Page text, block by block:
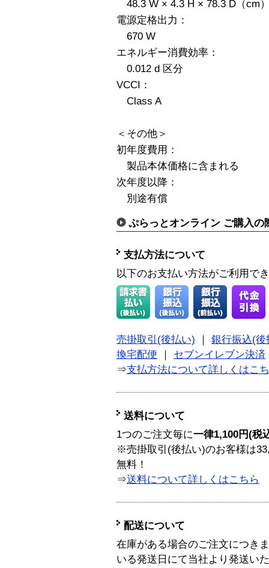
48.3 W × 4.3 H × 78.3 D（cm
電源定格出力：
670 W
エネルギー消費効率：
0.012 d 区分
VCCI：
Class A
＜その他＞
初年度費用：
製品本体価格に含まれる
次年度以降：
別途有償
ぷらっとオンライン ご購入の
支払方法について
以下のお支払い方法がご利用で
売掛取引(後払い)
銀行振込(後
換宅配便
セブンイレブン決済
⇒支払方法について詳しくはこ
送料について
1つのご注文毎に一律1,100円(税
※売掛取引(後払い)のお客様は
無料！
⇒送料について詳しくはこちら
配送について
在庫がある場合のご注文につき
いる発送日にて当社より発送い